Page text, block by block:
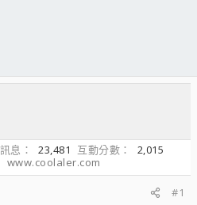
訊息 23,481 互動分數
2,015
www.coolaler.com
#1